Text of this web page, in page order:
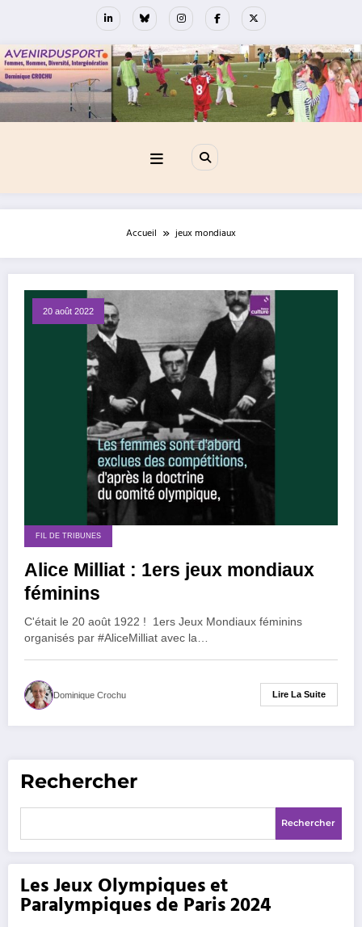
Accueil jeux mondiaux
20 août 2022
FIL DE TRIBUNES
Alice Milliat : 1ers jeux mondiaux
féminins
C'était le 20 août 1922 ! 1ers Jeux Mondiaux féminins
organisés par #AliceMilliat avec la…
Dominique Crochu Lire La Suite
Rechercher
Rechercher
Les Jeux Olympiques et
Paralympiques de Paris 2024